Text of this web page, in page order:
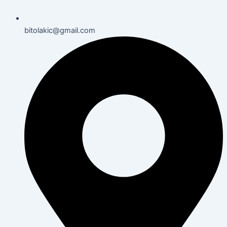
bitolakic@gmail.com